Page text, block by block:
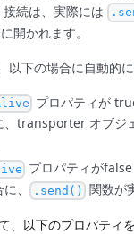
接続は、実際には
開かれます。
以下の場合に自動的
プロパティが
、transporter オブジ
プロパティがfalse
に、 .send() 関数が
、以下のプロパティ